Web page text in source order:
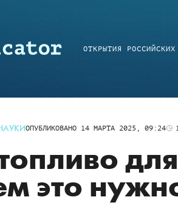
ОТКРЫТИЯ
ОПУБЛИКОВАНО 14 МАРТА 2025, 09:24
это